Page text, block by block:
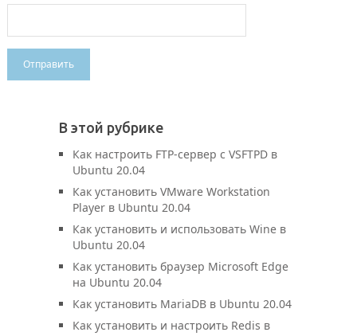
В этой рубрике
Как настроить FTP-сервер с VSFTPD в
Ubuntu 20.04
Как установить VMware Workstation
Player в Ubuntu 20.04
Как установить и использовать Wine в
Ubuntu 20.04
Как установить браузер Microsoft Edge
на Ubuntu 20.04
Как установить MariaDB в Ubuntu 20.04
Как установить и настроить Redis в